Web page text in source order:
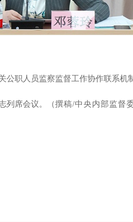
职人员监察监督工作协作联系机
列席会议。（撰稿/中央内部监督